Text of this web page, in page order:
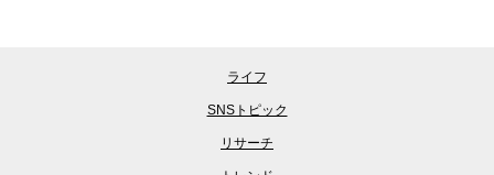
ライフ
SNSトピック
リサーチ